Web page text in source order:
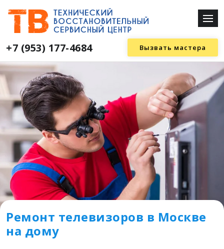
+7 (953) 177-4684 Вызвать мастера
Ремонт телевизоров в Москве
на дому